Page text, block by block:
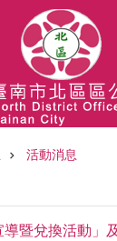
活動消息
導暨兌換活動」